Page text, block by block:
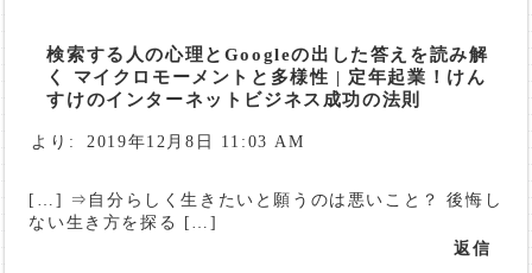
検索する人の心理とGoogleの出した答えを読み解
く マイクロモーメントと多様性 | 定年起業！けん
すけのインターネットビジネス成功の法則
より: 2019年12月8日 11:03 AM
[…] ⇒自分らしく生きたいと願うのは悪いこと？ 後悔し
ない生き方を探る […]
返信